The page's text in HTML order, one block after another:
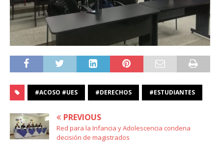
#ACOSO #UES #DERECHOS #ESTUDIANTES
PREVIOUS
Red para la Infancia y Adolescencia condena
decisión de magistrados